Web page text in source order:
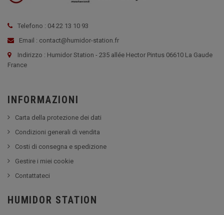
Telefono : 04 22 13 10 93
Email : contact@humidor-station.fr
Indirizzo : Humidor Station - 235 allée Hector Pintus 06610 La Gaude
France
INFORMAZIONI
Carta della protezione dei dati
Condizioni generali di vendita
Costi di consegna e spedizione
Gestire i miei cookie
Contattateci
HUMIDOR STATION